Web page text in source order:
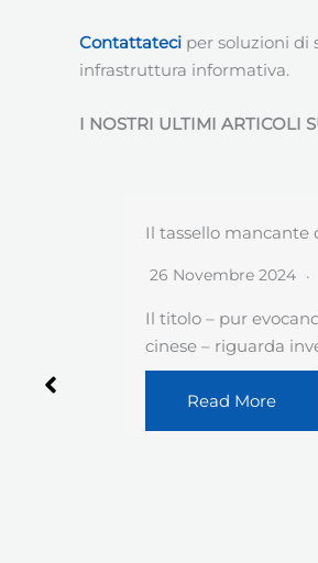
Contattateci per soluzioni di
infrastruttura informativa.
I NOSTRI ULTIMI ARTICOLI
Caso Equalize
30 Ottobre 2024
Appare chiarissimo
Equalize” certifica
inadeguatezza della
banche…